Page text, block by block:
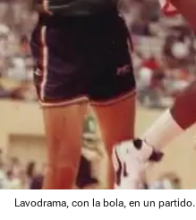
Lavodrama, con la bola, en un partido.